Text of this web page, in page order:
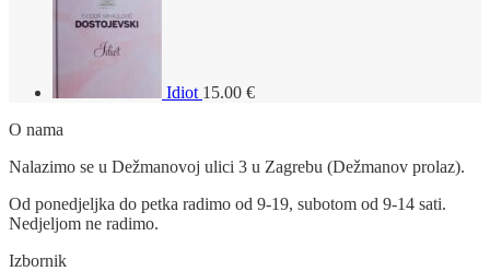
Idiot 15.00 €
O nama
Nalazimo se u Dežmanovoj ulici 3 u Zagrebu (Dežmanov prolaz).
Od ponedjeljka do petka radimo od 9-19, subotom od 9-14 sati.
Nedjeljom ne radimo.
Izbornik